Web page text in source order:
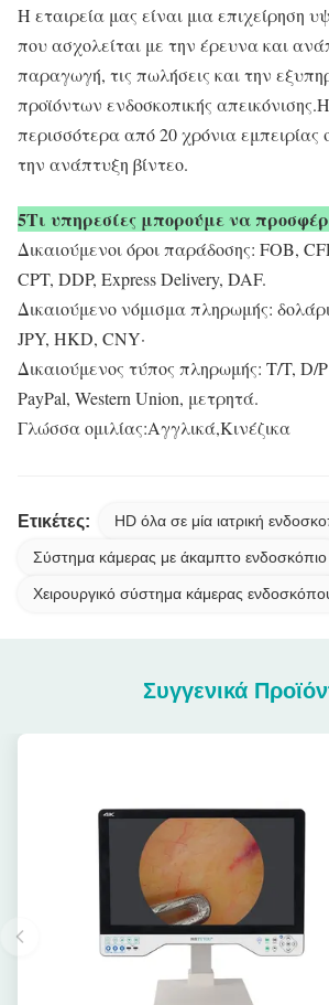
Η εταιρεία μας είναι μια επιχείρηση
που ασχολείται με την έρευνα και
παραγωγή, τις πωλήσεις και την
προϊόντων ενδοσκοπικής
περισσότερα από 20 χρόνια εμπειρίας
την ανάπτυξη βίντεο.
5Τι υπηρεσίες μπορούμε να
Δικαιούμενοι όροι παράδοσης: FOB,
CPT, DDP, Express Delivery, DAF.
Δικαιούμενο νόμισμα πληρωμής:
JPY, HKD, CNY·
Δικαιούμενος τύπος πληρωμής: T/T, D/
PayPal, Western Union, μετρητά.
Γλώσσα ομιλίας:Αγγλικά,Κινέζικα
Ετικέτες: HD όλα σε μία ιατρική
Σύστημα κάμερας με άκαμπτο ενδοσκόπιο
Χειρουργικό σύστημα κάμερας
Συγγενικά